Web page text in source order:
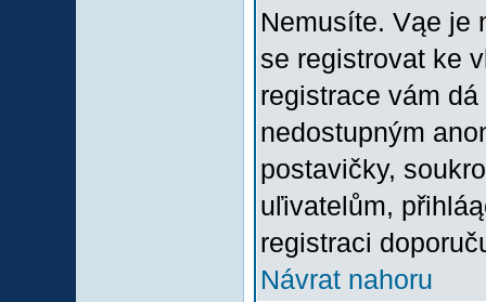
Nemusíte. Vąe je
se registrovat ke
registrace vám
nedostupným
postavičky,
uľivatelům,
registraci
Návrat nahoru